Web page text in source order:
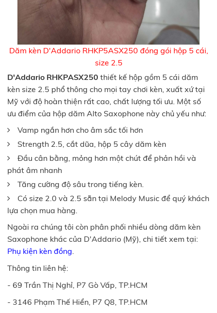
Dăm kèn D'Addario RHKP5ASX250 đóng gói hộp 5 cái,
size 2.5
D'Addario RHKPASX250 thiết kế hộp gồm 5 cái dăm
kèn size 2.5 phổ thông cho mọi tay chơi kèn, xuất xứ tại
Mỹ với độ hoàn thiện rất cao, chất lượng tối ưu. Một số
ưu điểm của hộp dăm Alto Saxophone này chủ yếu như:
Vamp ngắn hơn cho âm sắc tối hơn
Strength 2.5, cắt dũa, hộp 5 cây dăm kèn
Đầu cân bằng, mỏng hơn một chút để phản hồi và
phát âm nhanh
Tăng cường độ sâu trong tiếng kèn.
Có size 2.0 và 2.5 sẵn tại Melody Music để quý khách
lựa chọn mua hàng.
Ngoài ra chúng tôi còn phân phối nhiều dòng dăm kèn
Saxophone khác của D'Addario (Mỹ), chi tiết xem tại:
Phụ kiện kèn đồng
Thông tin liên hệ:
- 69 Trần Thị Nghỉ, P7 Gò Vấp, TP.HCM
- 3146 Phạm Thế Hiển, P7 Q8, TP.HCM